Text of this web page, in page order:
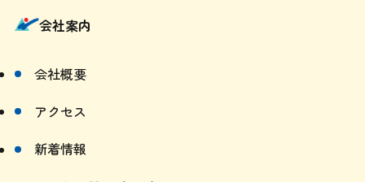
会社案内
会社概要
アクセス
新着情報